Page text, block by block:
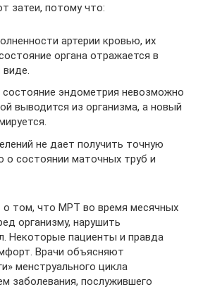
затеи, потому что:
артерии кровью, их
органа отражается в
эндометрия невозможно
выводится из организма, а новый
не дает получить точную
о состоянии маточных труб и
о том, что МРТ во время месячных
организму, нарушить
Некоторые пациенты и правда
Врачи объясняют
менструального цикла
заболевания, послужившего